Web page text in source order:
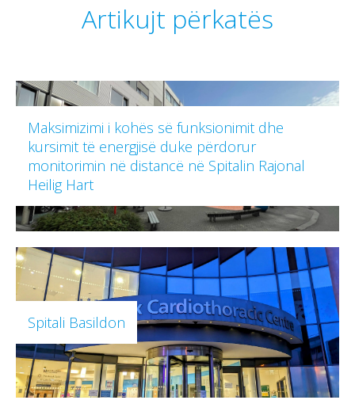
Artikujt përkatës
Maksimizimi i kohës së funksionimit dhe
kursimit të energjisë duke përdorur
monitorimin në distancë në Spitalin Rajonal
Heilig Hart
Spitali Basildon